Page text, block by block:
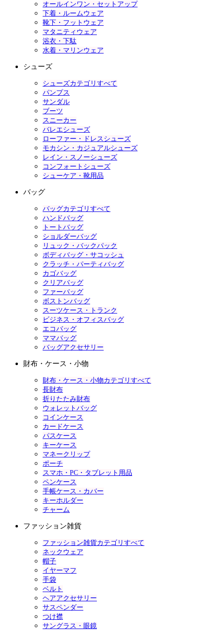
オールインワン・セットアップ
下着・ルームウェア
靴下・フットウェア
マタニティウェア
浴衣・下駄
水着・マリンウェア
シューズ
シューズカテゴリすべて
パンプス
サンダル
ブーツ
スニーカー
バレエシューズ
ローファー・ドレスシューズ
モカシン・カジュアルシューズ
レイン・スノーシューズ
コンフォートシューズ
シューケア・靴用品
バッグ
バッグカテゴリすべて
ハンドバッグ
トートバッグ
ショルダーバッグ
リュック・バックパック
ボディバッグ・サコッシュ
クラッチ・パーティバッグ
カゴバッグ
クリアバッグ
ファーバッグ
ボストンバッグ
スーツケース・トランク
ビジネス・オフィスバッグ
エコバッグ
ママバッグ
バッグアクセサリー
財布・ケース・小物
財布・ケース・小物カテゴリすべて
長財布
折りたたみ財布
ウォレットバッグ
コインケース
カードケース
パスケース
キーケース
マネークリップ
ポーチ
スマホ・PC・タブレット用品
ペンケース
手帳ケース・カバー
キーホルダー
チャーム
ファッション雑貨
ファッション雑貨カテゴリすべて
ネックウェア
帽子
イヤーマフ
手袋
ベルト
ヘアアクセサリー
サスペンダー
つけ襟
サングラス・眼鏡